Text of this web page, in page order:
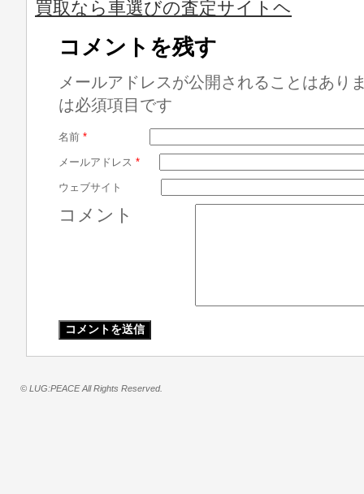
買取なら車選びの査定サイトヘ
コメントを残す
メールアドレスが公開されることはあり
は必須項目です
名前 *
メールアドレス *
ウェブサイト
コメント
© LUG:PEACE All Rights Reserved.